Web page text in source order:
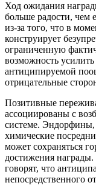
Ход ожидания
больше радости, чем
из-за того, что в
конструирует
ограниченную
возможность
антиципируемой
отрицательные
Позитивные
ассоциированы с
системе. Эндорфины,
химические
может сохраняться
достижения награды.
говорят, что
непосредственного